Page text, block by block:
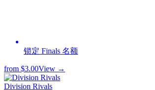
锁定 Finals 名额
from $3.00View →
Division Rivals